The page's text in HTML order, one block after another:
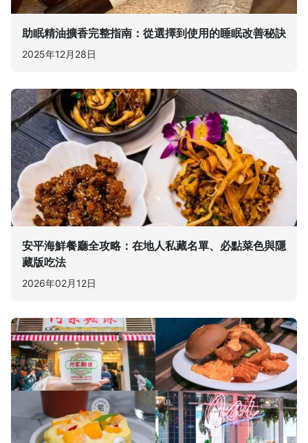
助眠精油擴香完整指南：從選擇到使用的睡眠改善秘訣
2025年12月28日
安平海鮮餐廳全攻略：在地人私藏名單、必點菜色與隱
藏版吃法
2026年02月12日